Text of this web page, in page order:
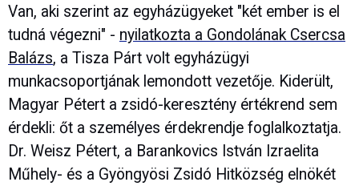
Van, aki szerint az egyházügyeket "két ember is el
tudná végezni" - nyilatkozta a Gondolának Csercsa
Balázs, a Tisza Párt volt egyházügyi
munkacsoportjának lemondott vezetője. Kiderült,
Magyar Pétert a zsidó-keresztény értékrend sem
érdekli: őt a személyes érdekrendje foglalkoztatja.
Dr. Weisz Pétert, a Barankovics István Izraelita
Műhely- és a Gyöngyösi Zsidó Hitközség elnökét